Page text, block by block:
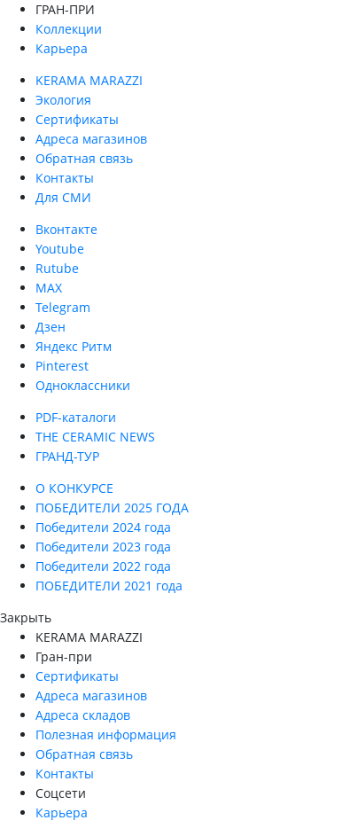
ГРАН-ПРИ
Коллекции
Карьера
KERAMA MARAZZI
Экология
Сертификаты
Адреса магазинов
Обратная связь
Контакты
Для СМИ
Вконтакте
Youtube
Rutube
MAX
Telegram
Дзен
Яндекс Ритм
Pinterest
Одноклассники
PDF-каталоги
THE CERAMIC NEWS
ГРАНД-ТУР
О КОНКУРСЕ
ПОБЕДИТЕЛИ 2025 ГОДА
Победители 2024 года
Победители 2023 года
Победители 2022 года
ПОБЕДИТЕЛИ 2021 года
Закрыть
KERAMA MARAZZI
Гран-при
Сертификаты
Адреса магазинов
Адреса складов
Полезная информация
Обратная связь
Контакты
Соцсети
Карьера